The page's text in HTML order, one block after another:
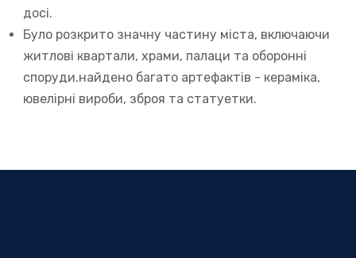
досі.
Було розкрито значну частину міста, включаючи
житлові квартали, храми, палаци та оборонні
споруди.найдено багато артефактів - кераміка,
ювелірні вироби, зброя та статуетки.